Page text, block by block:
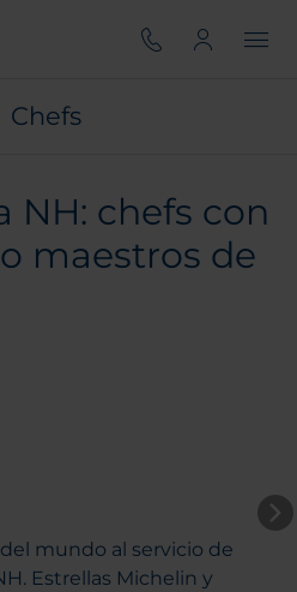
Chefs
NH: chefs con
maestros de
mundo al servicio de
Estrellas Michelin y